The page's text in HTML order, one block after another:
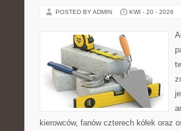
POSTED BY ADMIN KWI - 20 - 2026
kierowców, fanów czterech kółek oraz